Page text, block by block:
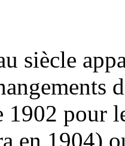
siècle
1902 pour
en 1904)